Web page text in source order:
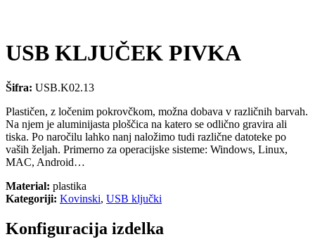
USB KLJUČEK PIVKA
Šifra: USB.K02.13
Plastičen, z ločenim pokrovčkom, možna dobava v različnih barvah.
Na njem je aluminijasta ploščica na katero se odlično gravira ali
tiska. Po naročilu lahko nanj naložimo tudi različne datoteke po
vaših željah. Primerno za operacijske sisteme: Windows, Linux,
MAC, Android…
Material: plastika
Kategoriji: Kovinski, USB ključki
Konfiguracija izdelka